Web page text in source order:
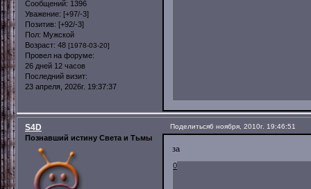
Сообщений: 1396
Уважение: [+97/-3]
Позитив: [+92/-3]
Пол: Мужской
Возраст: 48 [1978-03-20]
Провел на форуме:
26 дней 12 часов
Последний визит:
23 апреля, 2026г. 19:37:37
Поделиться6 ноября, 2010г. 19:46:51
S4D
Познавший истину Света и Тьмы
за
0